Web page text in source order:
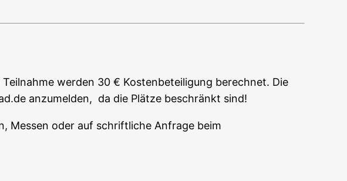
wer­den 30 € Kos­ten­be­tei­li­gung berech­net. Die
anzu­mel­den, da die Plät­ze beschränkt sind!
Mes­sen oder auf schrift­li­che Anfra­ge beim